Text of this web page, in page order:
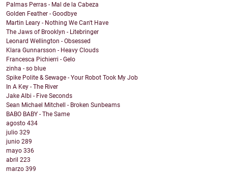
Palmas Perras - Mal de la Cabeza
Golden Feather - Goodbye
Martin Leary - Nothing We Can't Have
The Jaws of Brooklyn - Litebringer
Leonard Wellington - Obsessed
Klara Gunnarsson - Heavy Clouds
Francesca Pichierri - Gelo
zinha - so blue
Spike Polite & Sewage - Your Robot Took My Job
In A Key - The River
Jake Albi - Five Seconds
Sean Michael Mitchell - Broken Sunbeams
BABO BABY - The Same
agosto 434
julio 329
junio 289
mayo 336
abril 223
marzo 399